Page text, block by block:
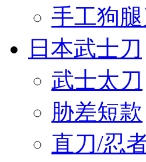
手工狗腿
日本武士刀
武士太刀
胁差短款
直刀/忍